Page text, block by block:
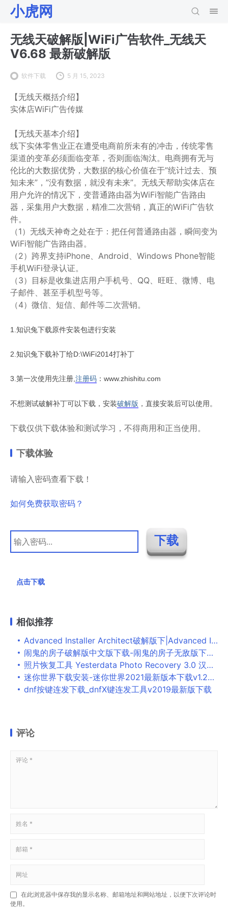
小虎网
无线天破解版|WiFi广告软件_无线天
V6.68 最新破解版
软件下载 5 月 15, 2023
【无线天概括介绍】
实体店WiFi广告传媒
【无线天基本介绍】
线下实体零售业正在遭受电商前所未有的冲击，传统零售
渠道的变革必须面临变革，否则面临淘汰。电商拥有无与
伦比的大数据优势，大数据的核心价值在于”统计过去、预
知未来”，”没有数据，就没有未来”。无线天帮助实体店在
用户允许的情况下，变普通路由器为WiFi智能广告路由
器，采集用户大数据，精准二次营销，真正的WiFi广告软
件。
（1）无线天神奇之处在于：把任何普通路由器，瞬间变为
WiFi智能广告路由器。
（2）跨界支持iPhone、Android、Windows Phone智能
手机WiFi登录认证。
（3）目标是收集进店用户手机号、QQ、旺旺、微博、电
子邮件、甚至手机型号等。
（4）微信、短信、邮件等二次营销。
1.知识兔下载原件安装包进行安装
2.知识兔下载补丁给D:\WiFi2014打补丁
3.第一次使用先注册, 注册码 ：www.zhishitu.com
不想测试破解补丁可以下载，安装破解版 ，直接安装后可以使用。
下载仅供下载体验和测试学习，不得商用和正当使用。
下载体验
请输入密码查看下载！
如何免费获取密码？
点击下载
相似推荐
Advanced Installer Architect破解版下|Advanced Installer Architect 20.6 汉化补丁
闹鬼的房子破解版中文版下载-闹鬼的房子无敌版下载v1.4.31
照片恢复工具 Yesterdata Photo Recovery 3.0 汉化破解版
迷你世界下载安装-迷你世界2021最新版本下载v1.25.0
dnf按键连发下载_dnfX键连发工具v2019最新版下载
评论
在此浏览器中保存我的显示名称、邮箱地址和网站地址，以便下次评论时
使用。